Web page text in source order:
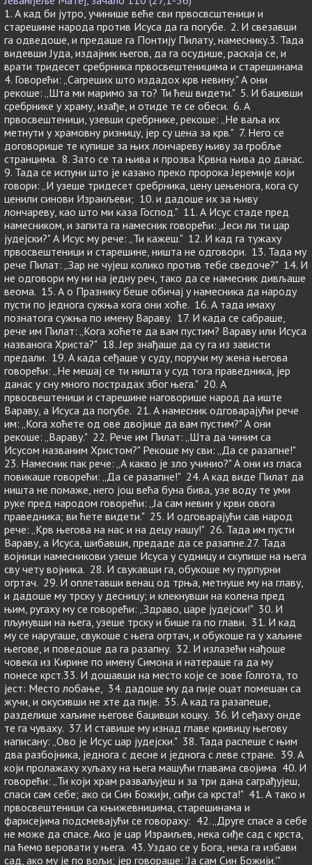
1. А кад би јутро, учинише веће сви првосвсштеници и
старешине народа против Исуса да га погубе. 2. И свезавши
га одведоше, и предаше га Понтију Пилату, намеснику.3. Тада
видевши Јуда, издајник његов, да га осудише, раскаја се, и
врати тридесет сребрника првосвештеницима и старешинама
4. Говорећи: „Сагреших што издадох крв невину." А они
рекоше: „Шта ми маримо за то? Ти ћеш видети." 5. И бацивши
сребрнике у храму, изађе, и отиде те се обеси. 6. А
првосвештеници, узевши сребрнике, рекоше: „Не ваља их
метнути у храмовну ризницу, јер су цена за крв." 7. Него се
договорише те купише за њих лончареву њиву за гробље
странцима. 8. Зато се та њива и прозва Крвна њива до данас.
9. Тада се испуни што је казано преко пророка Јеремије који
говори: „И узеше тридесет сребрника, цену цењенога, кога су
ценили синови Израиљеви; 10. и дадоше их за њиву
лончареву, као што ми каза Господ." 11. А Исус стаде пред
намесником, и запита га намесник говорећи: „Јеси ли ти цар
јудејски?" А Исус му рече: „Ти кажеш." 12. И кад га тужаху
првосвештеници и старешине, ништа не одговори. 13. Тада му
рече Пилат: „Зар не чујеш колико против тебе сведоче?" 14. И
не одговори му ни на једну реч, тако да се намесник дивљаше
веома. 15. А о Празнику беше обичај у намесника да народу
пусти по једнога сужња кога они хоће. 16. А тада имаху
познатога сужња по имену Вараву. 17. И када се сабраше,
рече им Пилат: „Кога хоћете да вам пустим? Вараву или Исуса
названога Христа?" 18. Јер знађаше да су га из зависти
предали. 19. А када сеђаше у суду, поручи му жена његова
говорећи: „Не мешај се ти ништа у суд тога праведника, јер
данас у сну много пострадах због њега." 20. А
првосвештеници и старешине наговорише народ да иште
Вараву, а Исуса да погубе. 21. А намесник одговарајући рече
им: „Кога хоћете од ове двојице да вам пустим?" А они
рекоше: „Вараву." 22. Рече им Пилат: „Шта да чиним са
Исусом названим Христом?" Рекоше му сви: „Да се разапне!"
23. Намесник пак рече: „А какво је зло учинио?" А они из гласа
повикаше говорећи: „Да се разапне!" 24. А кад виде Пилат да
ништа не помаже, него још већа буна бива, узе воду те уми
руке пред народом говорећи: „Ја сам невин у крви овога
праведника; ви ћете видети." 25. И одговарајући сав народ
рече: „Крв његова на нас и на децу нашу!" 26. Тада им пусти
Вараву, а Исуса, шибавши, предаде да се разапне.27. Тада
војници намесникови узеше Исуса у судницу и скупише на њега
сву чету војника. 28. И свукавши га, обукоше му пурпурни
огртач. 29. И оплетавши венац од трња, метнуше му на главу,
и дадоше му трску у десницу; и клекнувши на колена пред
њим, ругаху му се говорећи: „Здраво, царе јудејски!" 30. И
пљунувши на њега, узеше трску и бише га по глави. 31. И кад
му се наругаше, свукоше с њега огртач, и обукоше га у хаљине
његове, и поведоше да га разапну. 32. И излазећи нађоше
човека из Кирине по имену Симона и натераше га да му
понесе крст.33. И дошавши на место које се зове Голгота, то
јест: Место лобање, 34. дадоше му да пије оцат помешан са
жучи, и окусивши не хте да пије. 35. А кад га разапеше,
разделише хаљине његове бацивши коцку. 36. И сеђаху онде
те га чуваху. 37. И ставише му изнад главе кривицу његову
написану: „Ово је Исус цар јудејски." 38. Тада распеше с њим
два разбојника, једнога с десне и једнога с леве стране. 39. А
који пролажаху хуљаху на њега машући главама својима 40. И
говорећи: „Ти који храм разваљујеш и за три дана саграђујеш,
спаси сам себе; ако си Син Божији, сиђи са крста!" 41. А тако и
првосвештеници са књижевницима, старешинама и
фарисејима подсмевајући се говораху: 42. „Друге спасе а себе
не може да спасе. Ако је цар Израиљев, нека сиђе сад с крста,
па ћемо веровати у њега. 43. Уздао се у Бога, нека га избави
сад, ако му је по вољи; јер говораше: 'Ја сам Син Божији.'"